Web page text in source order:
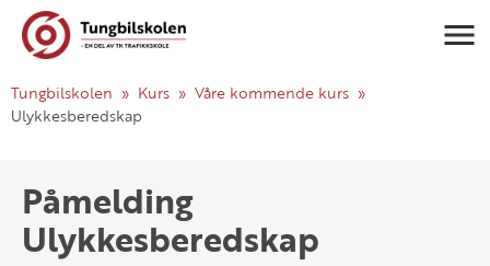
Tungbilskolen Kurs
Våre kommende kurs
Ulykkesberedskap
Påmelding
Ulykkesberedskap